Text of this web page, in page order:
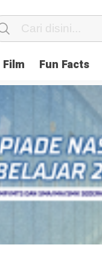
Film Fun Facts